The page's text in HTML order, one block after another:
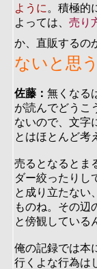
ように 。積極的
よっては、 売り
か、直販するの
ないと思
佐藤： 無くなる
が読んでどうこ
ないので、文字
とはほとんど
売るとなるとま
ダー絞ったりし
と成り立たない
ものね。その辺
と傍観している
俺の記録では本
行くよな行為は